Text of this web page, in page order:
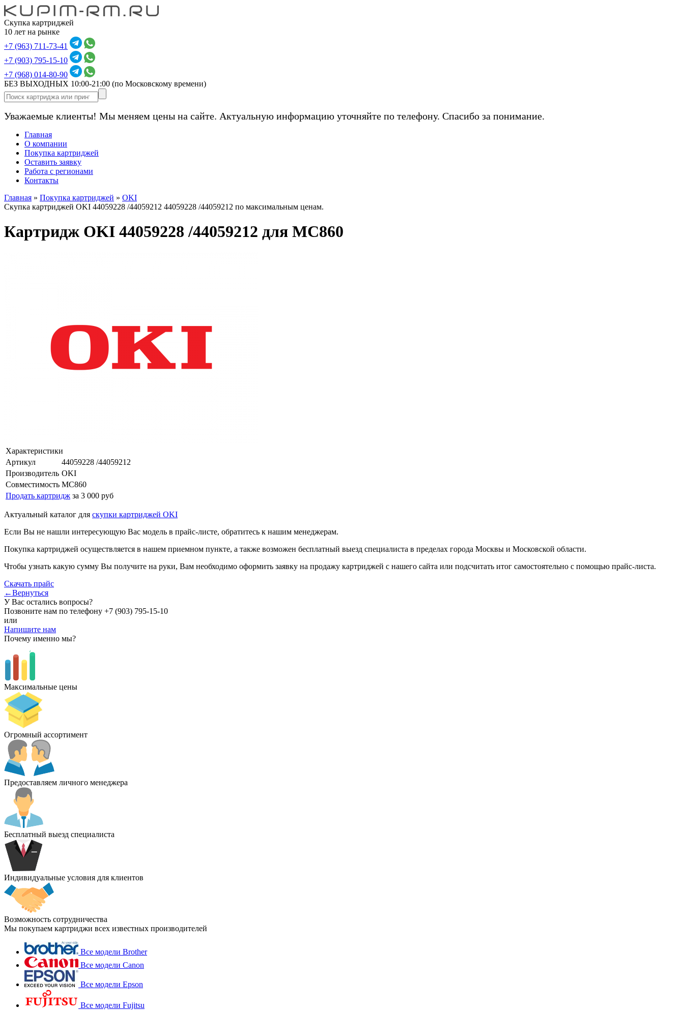
Скупка картриджей
10 лет на рынке
+7 (963) 711-73-41
+7 (903) 795-15-10
+7 (968) 014-80-90
БЕЗ ВЫХОДНЫХ 10:00-21:00 (по Московскому времени)
Уважаемые клиенты! Мы меняем цены на сайте. Актуальную информацию уточняйте по телефону. Спасибо за понимание.
Главная
О компании
Покупка картриджей
Оставить заявку
Работа с регионами
Контакты
Главная » Покупка картриджей » OKI
Скупка картриджей OKI 44059228 /44059212 44059228 /44059212 по максимальным ценам.
Картридж OKI 44059228 /44059212 для MC860
Характеристики
Артикул
44059228 /44059212
Производитель OKI
Совместимость MC860
Продать картридж за 3 000 руб
Актуальный каталог для скупки картриджей OKI
Если Вы не нашли интересующую Вас модель в прайс-листе, обратитесь к нашим менеджерам.
Покупка картриджей осуществляется в нашем приемном пункте, а также возможен бесплатный выезд специалиста в пределах города Москвы и Московской области.
Чтобы узнать какую сумму Вы получите на руки, Вам необходимо оформить заявку на продажу картриджей с нашего сайта или подсчитать итог самостоятельно с помощью прайс-листа.
Скачать прайс
←Вернуться
У Вас остались вопросы?
Позвоните нам по телефону +7 (903) 795-15-10
или
Напишите нам
Почему именно мы?
Максимальные цены
Огромный ассортимент
Предоставляем личного менеджера
Бесплатный выезд специалиста
Индивидуальные условия для клиентов
Возможность сотрудничества
Мы покупаем картриджи всех известных производителей
Все модели Brother
Все модели Canon
Все модели Epson
Все модели Fujitsu